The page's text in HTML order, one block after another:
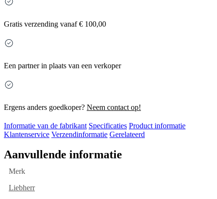
Gratis verzending vanaf € 100,00
Een partner in plaats van een verkoper
Ergens anders goedkoper? Neem contact op!
Informatie van de fabrikant Specificaties Product informatie
Klantenservice Verzendinformatie Gerelateerd
Aanvullende informatie
Merk
Liebherr